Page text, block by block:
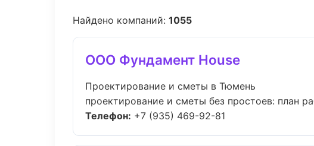
Найдено компаний: 1055
ООО Фундамент House
Проектирование и сметы в Тюмень
проектирование и сметы без простоев: план
Телефон: +7 (935) 469-92-81